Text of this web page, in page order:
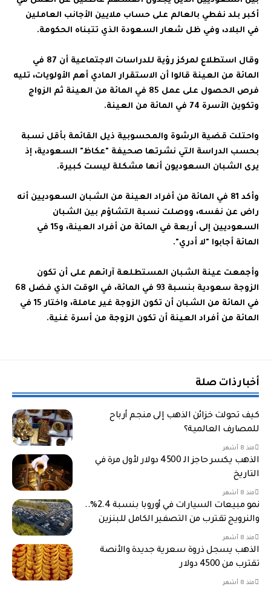
أكبر بلد نفطي بالعالم على حساب ملايين الأجانب العاملين
في البلاد، وفي ظل شعار السعودة الذي تتبناه الحكومة.
وقال استطلاع لمركز رؤية للدراسات الاجتماعية أن 87 في
المائة من العينة قالوا أن الاستقرار المادي أهم الأولويات، تليه
فرص الحصول على عمل 85 في المائة من العينة ثم الزواج
وتكوين الأسرة 74 في المائة من العينة.
واحتلت قضية الرشوة والمحسوبية ذيل القائمة بأقل نسبة
بحسب الدراسة التي نشرتها صحيفة "عكاظ" السعودية، إذ
يرى الشبان السعوديون أنها مشكلة ليست كبيرة.
وأكد 81 في المائة من أفراد العينة من الشبان السعوديين أنه
راض عن نفسه، ووصلت نسبة التشاؤم بين الشبان
السعوديين إلى أربعة في المائة من أفراد العينة، و15 في
المائة أجابوا "لا أدري".
وأجمعت عينة الشبان المستطلعة آرائهم على أن تكون
الزوجة سعودية بنسبة 93 في المائة، في الوقت الذي فضل 68
في المائة من الشبان أن تكون الزوجة غير عاملة، واختار 15 في
المائة من أفراد العينة أن تكون الزوجة من أسرة غنية.
أخبار ذات صلة
كيف تحولت خزائن الذهب إلى منجم أرباح
للمصارف العالمية؟
منذ 8 أشهر
الذهب يكسر حاجز الـ 4500 دولار لأول مرة في
التاريخ
منذ 8 أشهر
نمو مبيعات السيارات في أوروبا بنسبة 2.4%..
والنرويج تقترب من التصفير الكامل للبنزين
منذ 8 أشهر
الذهب يسجل ذروة سعرية جديدة والأنصة
تقترب من 4500 دولار
منذ 8 أشهر